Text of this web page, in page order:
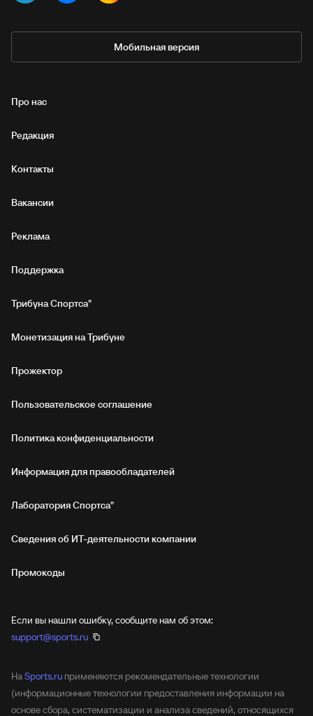
Мобильная версия
Про нас
Редакция
Контакты
Вакансии
Реклама
Поддержка
Трибуна Спортса"
Монетизация на Трибуне
Прожектор
Пользовательское соглашение
Политика конфиденциальности
Информация для правообладателей
Лаборатория Спортса"
Сведения об ИТ‑деятельности компании
Промокоды
Если вы нашли ошибку, сообщите нам об этом:
support@sports.ru
НаSports.ru применяются рекомендательные технологии
(информационные технологии предоставления информации на
основе сбора, систематизации и анализа сведений, относящихся